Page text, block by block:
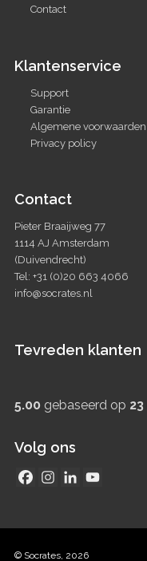
Contact
Klantenservice
Support
Garantie
Algemene voorwaarden
Privacy policy
Contact
Pieter Braaijweg 77
1114 AJ Amsterdam
(Duivendrecht)
Tel: +31 (0)20 663 4066
info@socrates.nl
Tevreden klanten
5.00 gebaseerd op 23
Volg ons
© Socrates, 2026